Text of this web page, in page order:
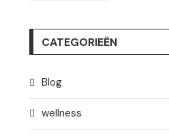
CATEGORIEËN
Blog
wellness